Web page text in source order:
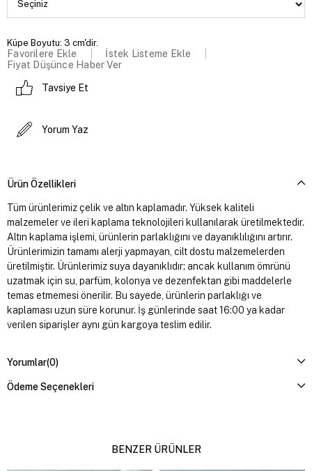
Küpe Boyutu: 3 cm'dir.
Favorilere Ekle
İstek Listeme Ekle
Fiyat Düşünce Haber Ver
Tavsiye Et
Yorum Yaz
Ürün Özellikleri
Tüm ürünlerimiz çelik ve altın kaplamadır. Yüksek kaliteli
malzemeler ve ileri kaplama teknolojileri kullanılarak üretilmektedir.
Altın kaplama işlemi, ürünlerin parlaklığını ve dayanıklılığını artırır.
Ürünlerimizin tamamı alerji yapmayan, cilt dostu malzemelerden
üretilmiştir. Ürünlerimiz suya dayanıklıdır; ancak kullanım ömrünü
uzatmak için su, parfüm, kolonya ve dezenfektan gibi maddelerle
temas etmemesi önerilir. Bu sayede, ürünlerin parlaklığı ve
kaplaması uzun süre korunur. İş günlerinde saat 16:00 ya kadar
verilen siparişler aynı gün kargoya teslim edilir.
Yorumlar(0)
Ödeme Seçenekleri
BENZER ÜRÜNLER